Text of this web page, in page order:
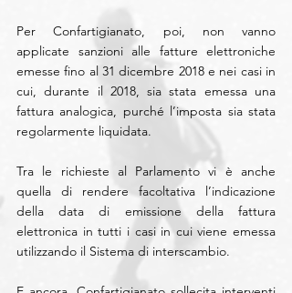
Per Confartigianato, poi, non vanno
applicate sanzioni alle fatture elettroniche
emesse fino al 31 dicembre 2018 e nei casi in
cui, durante il 2018, sia stata emessa una
fattura analogica, purché l’imposta sia stata
regolarmente liquidata.
Tra le richieste al Parlamento vi è anche
quella di rendere facoltativa l’indicazione
della data di emissione della fattura
elettronica in tutti i casi in cui viene emessa
utilizzando il Sistema di interscambio.